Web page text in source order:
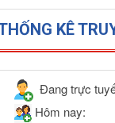
THỐNG KÊ